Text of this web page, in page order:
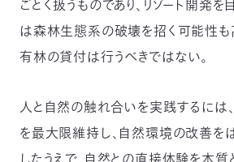
ごとく扱うものであり、リゾート開発
は森林生態系の破壊を招く可能性も
有林の貸付は行うべきではない。
人と自然の触れ合いを実践するには
を最大限維持し、自然環境の改善を
したうえで、自然との直接体験を本